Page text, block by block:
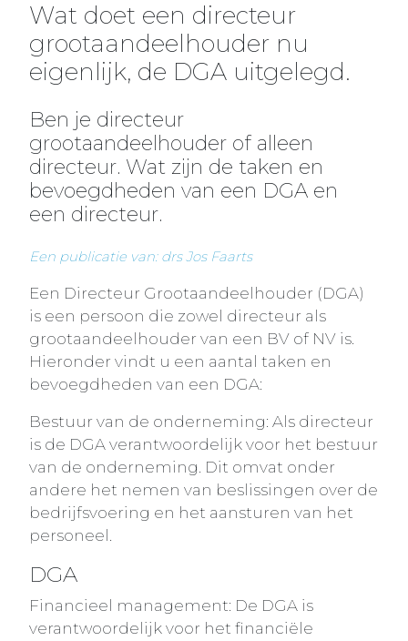
Wat doet een directeur
grootaandeelhouder nu
eigenlijk, de DGA uitgelegd.
Ben je directeur
grootaandeelhouder of alleen
directeur. Wat zijn de taken en
bevoegdheden van een DGA en
een directeur.
Een publicatie van: drs Jos Faarts
Een Directeur Grootaandeelhouder (DGA)
is een persoon die zowel directeur als
grootaandeelhouder van een BV of NV is.
Hieronder vindt u een aantal taken en
bevoegdheden van een DGA:
Bestuur van de onderneming: Als directeur
is de DGA verantwoordelijk voor het bestuur
van de onderneming. Dit omvat onder
andere het nemen van beslissingen over de
bedrijfsvoering en het aansturen van het
personeel.
DGA
Financieel management: De DGA is
verantwoordelijk voor het financiële